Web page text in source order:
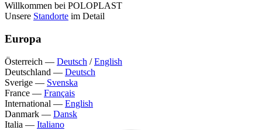
Willkommen bei POLOPLAST
Unsere Standorte im Detail
Europa
Österreich — Deutsch /English
Deutschland — Deutsch
Sverige — Svenska
France — Français
International — English
Danmark — Dansk
Italia — Italiano